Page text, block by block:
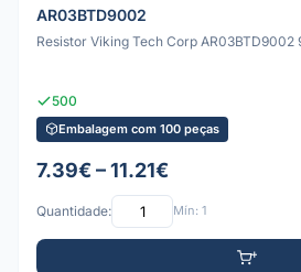
AR03BTD9002
Resistor Viking Tech Corp
500
Embalagem com 100 peças
7.39€ – 11.21€
Quantidade: Mín: 1